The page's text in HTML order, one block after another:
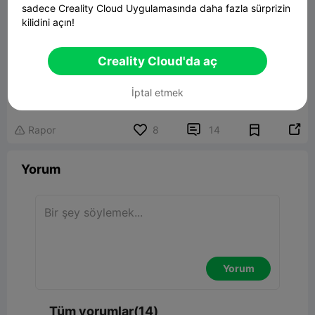
 Rapor 8  14 
Yorum
Yorum
Tüm yorumlar(14)
sadece Creality Cloud Uygulamasında daha fazla sürprizin
kilidini açın!
Creality Cloud'da aç
İptal etmek